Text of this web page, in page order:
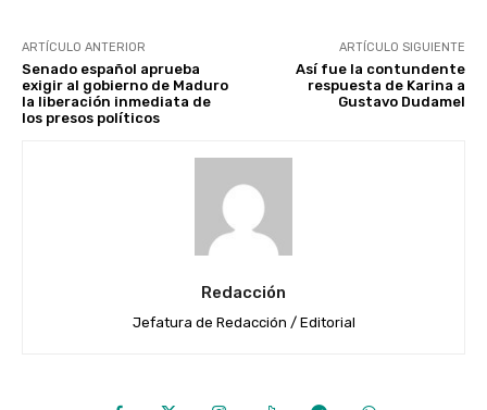
ARTÍCULO ANTERIOR
Senado español aprueba
exigir al gobierno de Maduro
la liberación inmediata de
los presos políticos
ARTÍCULO SIGUIENTE
Así fue la contundente
respuesta de Karina a
Gustavo Dudamel
Redacción
Jefatura de Redacción / Editorial